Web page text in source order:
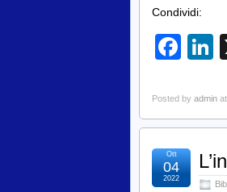
Condividi:
Posted by admin
Ott
04
2022